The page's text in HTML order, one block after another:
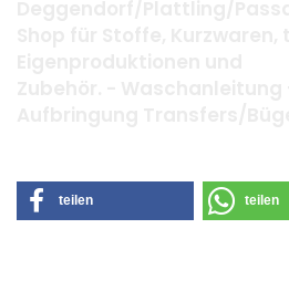
teilen teilen